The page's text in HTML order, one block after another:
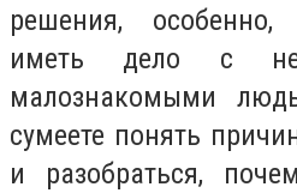
решения, особенно,
иметь дело с
малознакомыми
сумеете понять
и разобраться,